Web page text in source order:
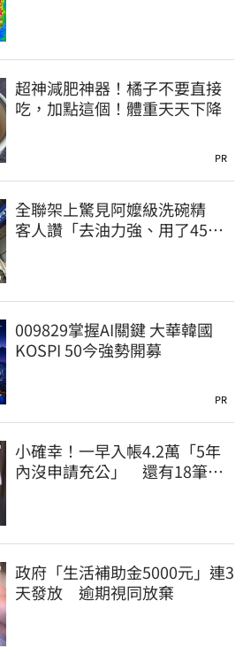
超神減肥神器！橘子不要直接
吃，加點這個！體重天天下降
PR
全聯架上驚見阿嬤級洗碗精
客人讚「去油力強、用了45
009829掌握AI關鍵 大華韓國
KOSPI 50今強勢開募
PR
小確幸！一早入帳4.2萬「5年
內沒申請充公」 還有18筆錢
政府「生活補助金5000元」連3
天發放 逾期視同放棄